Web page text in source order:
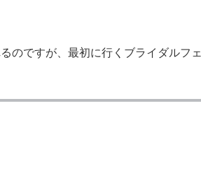
のですが、最初に行くブライダルフェ